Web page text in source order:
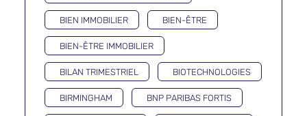
BIEN IMMOBILIER BIEN-ÊTRE
BIEN-ÊTRE IMMOBILIER
BILAN TRIMESTRIEL BIOTECHNOLOGIES
BIRMINGHAM BNP PARIBAS FORTIS